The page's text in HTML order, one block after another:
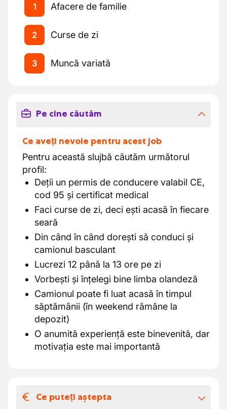
1 Afacere de familie
2 Curse de zi
3 Muncă variată
Pe cine căutăm
Ce aveți nevoie pentru acest job
Pentru această slujbă căutăm următorul
profil:
Deții un permis de conducere valabil CE,
cod 95 și certificat medical
Faci curse de zi, deci ești acasă în fiecare
seară
Din când în când dorești să conduci și
camionul basculant
Lucrezi 12 până la 13 ore pe zi
Vorbești și înțelegi bine limba olandeză
Camionul poate fi luat acasă în timpul
săptămânii (în weekend rămâne la
depozit)
O anumită experiență este binevenită, dar
motivația este mai importantă
Ce puteți aștepta